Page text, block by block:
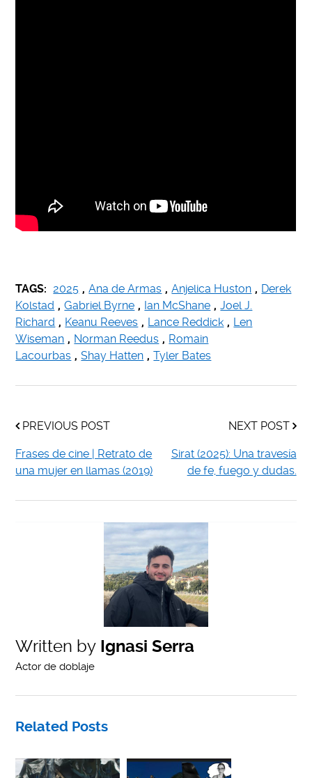
TAGS: 2025 , Ana de Armas , Anjelica Huston , Derek
Kolstad , Gabriel Byrne , Ian McShane , Joel J.
Richard , Keanu Reeves , Lance Reddick , Len
Wiseman , Norman Reedus , Romain
Lacourbas , Shay Hatten , Tyler Bates
PREVIOUS POST
Frases de cine | Retrato de
una mujer en llamas (2019)
NEXT POST
Sirat (2025): Una travesía
de fe, fuego y dudas.
Written by Ignasi Serra
Actor de doblaje
Related Posts